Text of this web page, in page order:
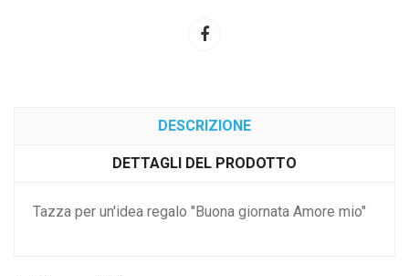
DESCRIZIONE
DETTAGLI DEL PRODOTTO
Tazza per un'idea regalo "Buona giornata Amore mio"